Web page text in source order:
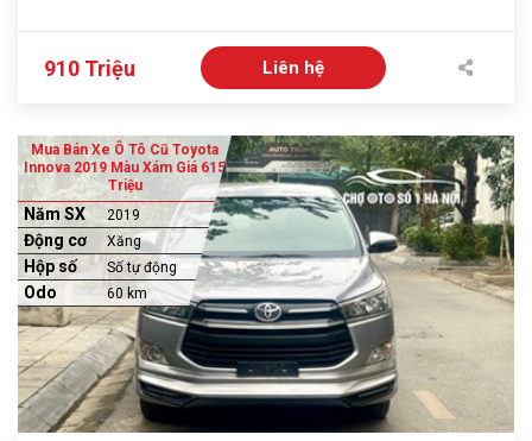
910 Triệu Liên hệ
Mua Bán Xe Ô Tô Cũ Toyota
Innova 2019 Màu Xám Giá 615
Triệu
Năm SX 2019
Động cơ Xăng
Hộp số Số tự động
Odo 60 km